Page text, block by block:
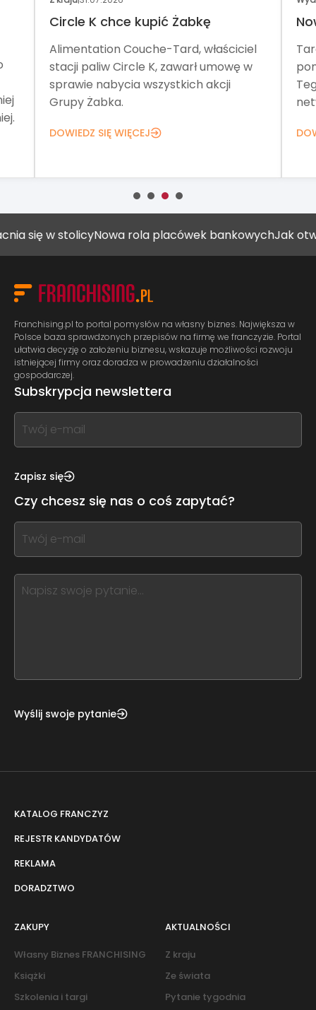
Circle K chce kupić Żabkę
Alimentation Couche-Tard, właściciel
stacji paliw Circle K, zawarł umowę w
sprawie nabycia wszystkich akcji
Grupy Żabka.
DOWIEDZ SIĘ WIĘCEJ
stolicyNowa rola placówek bankowychJak otworzyć
Franchising.pl to portal pomysłów na własny biznes. Największa w
Polsce baza sprawdzonych przepisów na firmę we franczyzie. Portal
ułatwia decyzję o założeniu biznesu, wskazuje możliwości rozwoju
istniejącej firmy oraz doradza w prowadzeniu działalności
gospodarczej.
Subskrypcja newslettera
If
you
this,
this
form
field
blank
Zapisz się
Czy chcesz się nas o coś zapytać?
If
you
this,
leave
Wyślij swoje pytanie
KATALOG FRANCZYZ
REJESTR KANDYDATÓW
REKLAMA
DORADZTWO
ZAKUPY
Własny Biznes FRANCHISING
Książki
Szkolenia i targi
AKTUALNOŚCI
Z kraju
Ze świata
Pytanie tygodnia